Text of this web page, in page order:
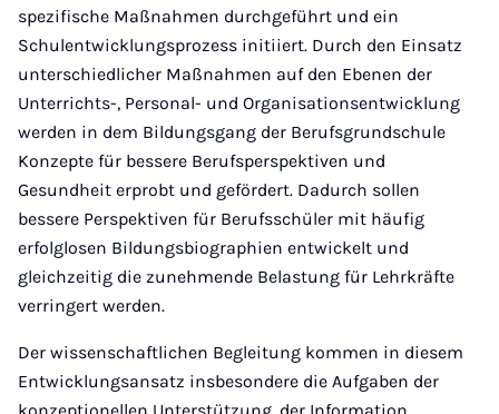
spezifische Maßnahmen durchgeführt und ein
Schulentwicklungsprozess initiiert. Durch den Einsatz
unterschiedlicher Maßnahmen auf den Ebenen der
Unterrichts-, Personal- und Organisationsentwicklung
werden in dem Bildungsgang der Berufsgrundschule
Konzepte für bessere Berufsperspektiven und
Gesundheit erprobt und gefördert. Dadurch sollen
bessere Perspektiven für Berufsschüler mit häufig
erfolglosen Bildungsbiographien entwickelt und
gleichzeitig die zunehmende Belastung für Lehrkräfte
verringert werden.
Der wissenschaftlichen Begleitung kommen in diesem
Entwicklungsansatz insbesondere die Aufgaben der